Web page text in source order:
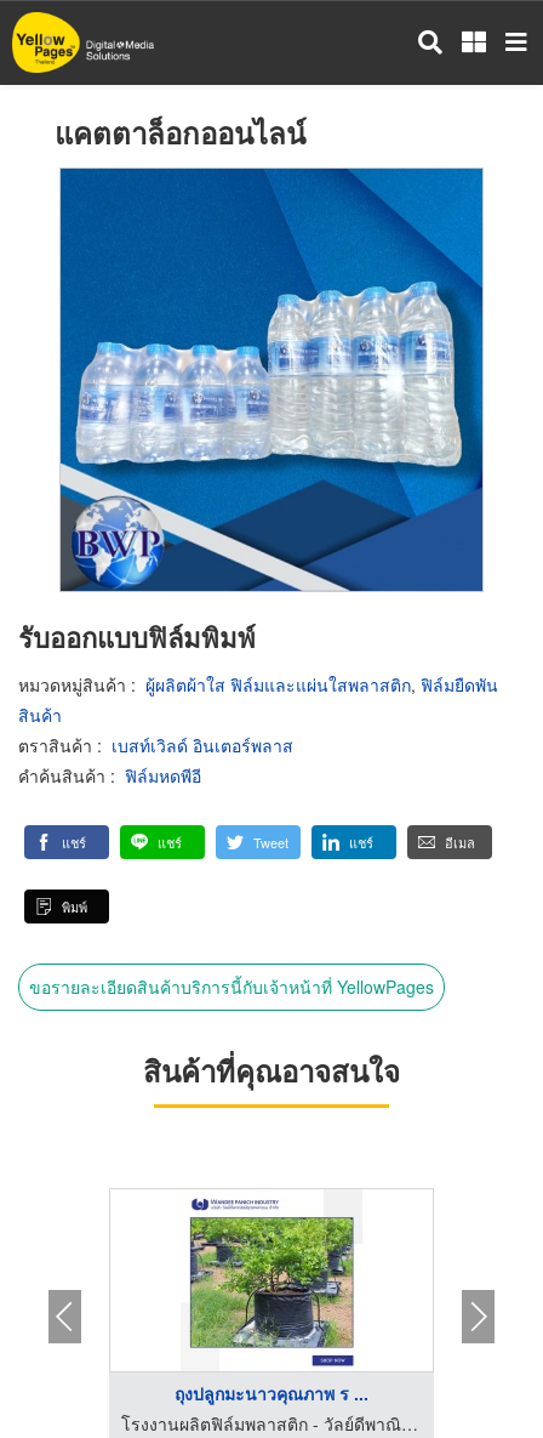
ข้าม
ไป
แคตตาล็อกออนไลน์
รับออกแบบฟิล์มพิมพ์
หมวดหมู่สินค้า : ผู้ผลิตผ้าใส ฟิล์มและแผ่นใสพลาสติก, ฟิล์มยืดพัน
สินค้า
ตราสินค้า : เบสท์เวิลด์ อินเตอร์พลาส
คำค้นสินค้า : ฟิล์มหดพีอี
แชร์ แชร์ Tweet แชร์ อีเมล
พิมพ์
ขอรายละเอียดสินค้าบริการนี้กับเจ้าหน้าที่ YellowPages
สินค้าที่คุณอาจสนใจ
ถุงปลูกมะนาวคุณภาพ ร ...
โรงงานผลิตฟิล์มพลาสติก - วัลย์ดีพาณิชย์อุตสาหกรรม